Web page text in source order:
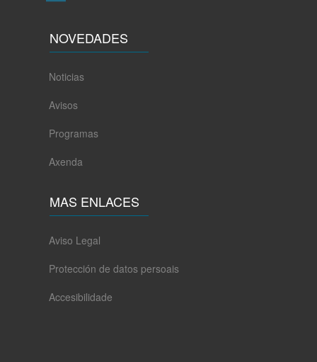
NOVEDADES
Noticias
Avisos
Programas
Axenda
MAS ENLACES
Aviso Legal
Protección de datos persoais
Accesibilidade